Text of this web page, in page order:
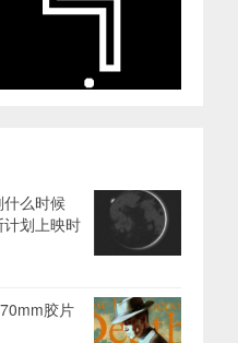
么时候
划上映时
胶片